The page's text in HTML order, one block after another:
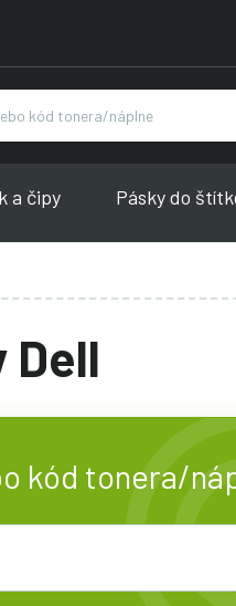
a čipy Pásky do
Dell
kód tonera/